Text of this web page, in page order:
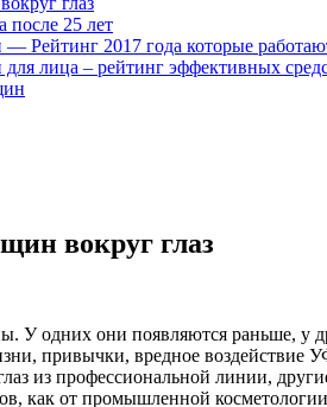
после 25 лет
Рейтинг 2017 года которые
лица – рейтинг эффективных
вокруг глаз
У одних они появляются раньше, у
привычки, вредное
из профессиональной линии,
как от промышленной